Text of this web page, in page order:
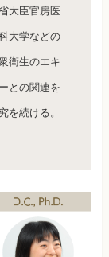
大臣官房医
大学などの
衛生のエキ
との関連を
を続ける。